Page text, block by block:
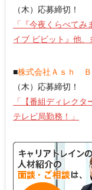
（木）応募締切！
「『今夜くらべて
イブ ビビット』他、
■株式会社Ａｓｈ Ｂ
（木）応募締切！
「【番組ディレク
テレビ局勤務！」